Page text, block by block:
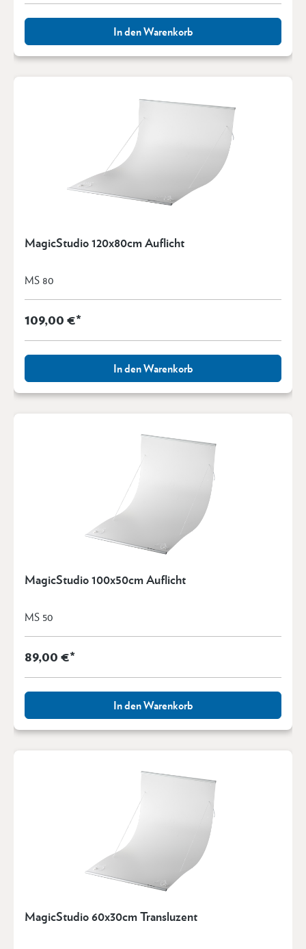
In den Warenkorb
MagicStudio 120x80cm Auflicht
MS 80
109,00 €*
In den Warenkorb
MagicStudio 100x50cm Auflicht
MS 50
89,00 €*
In den Warenkorb
MagicStudio 60x30cm Transluzent